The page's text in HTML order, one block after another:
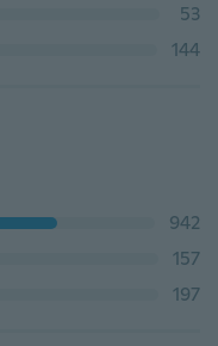
53
144
942
157
197